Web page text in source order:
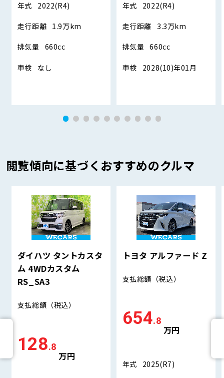
年式 2022(R4)
走行距離 1.9万km
排気量 660cc
車検 なし
年式 2022(R4)
走行距離 3.3万km
排気量 660cc
車検 2028(10)年01月
閲覧傾向に基づくおすすめのクルマ
ダイハツ タントカスタ
ム 4WDカスタム
RS_SA3
支払総額 （税込）
128.8
万円
トヨタ アルファード Z
支払総額 （税込）
654.8
万円
年式 2025(R7)